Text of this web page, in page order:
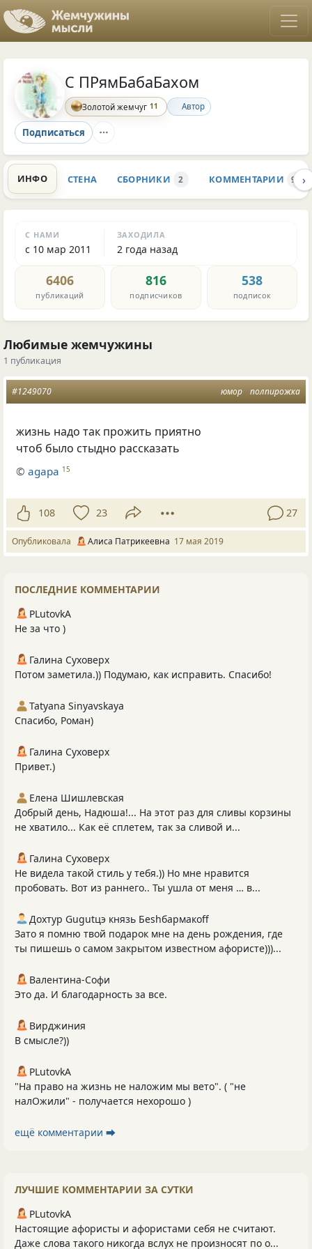
С ПРямБабаБахом
Золотой жемчуг 11 Автор
Подписаться
ИНФО СТЕНА СБОРНИКИ 2 КОММЕНТАРИИ ›
С НАМИ
с 10 мар 2011
ЗАХОДИЛА
2 года назад
6406
публикаций
816
подписчиков
538
подписок
Любимые жемчужины
1 публикация
юмор полпирожка
#1249070
жизнь надо так прожить приятно
чтоб было стыдно рассказать
©agapa 15
108 23 27
Опубликовала Алиса Патрикеевна 17 мая 2019
ПОСЛЕДНИЕ КОММЕНТАРИИ
PLutоvkА
Не за что )
Галина Суховерх
Потом заметила.)) Подумаю, как исправить. Спасибо!
Tatyana Sinyavskaya
Спасибо, Роман)
Галина Суховерх
Привет.)
Елена Шишлевская
Добрый день, Надюша!... На этот раз для сливы корзины
не хватило... Как её сплетем, так за сливой и...
Галина Суховерх
Не видела такой стиль у тебя.)) Но мне нравится
пробовать. Вот из раннего.. Ты ушла от меня … в...
Дохтур Gugutцэ князь Беshбармакоff
Зато я помню твой подарок мне на день рождения, где
ты пишешь о самом закрытом известном афористе)))...
Валентина-Софи
Это да. И благодарность за все.
Вирджиния
В смысле?))
PLutоvkА
"На право на жизнь не наложим мы вето". ( "не
налОжили" - получается нехорошо )
ещё комментарии ⮕
ЛУЧШИЕ КОММЕНТАРИИ ЗА СУТКИ
PLutоvkА
Настоящие афористы и афористами себя не считают.
Даже слова такого никогда вслух не произносят по о...